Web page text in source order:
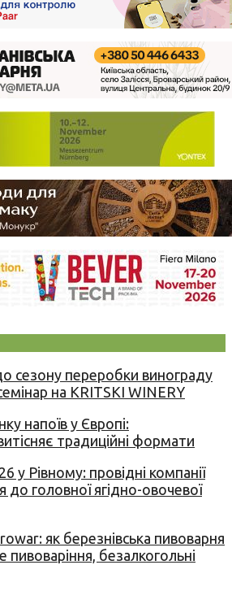
сезону переробки винограду
на KRITSKI WINERY
напоїв у Європі:
традиційні формати
у Рівному: провідні компанії
до головної ягідно-овочевої
як березнівська пивоварня
безалкогольні